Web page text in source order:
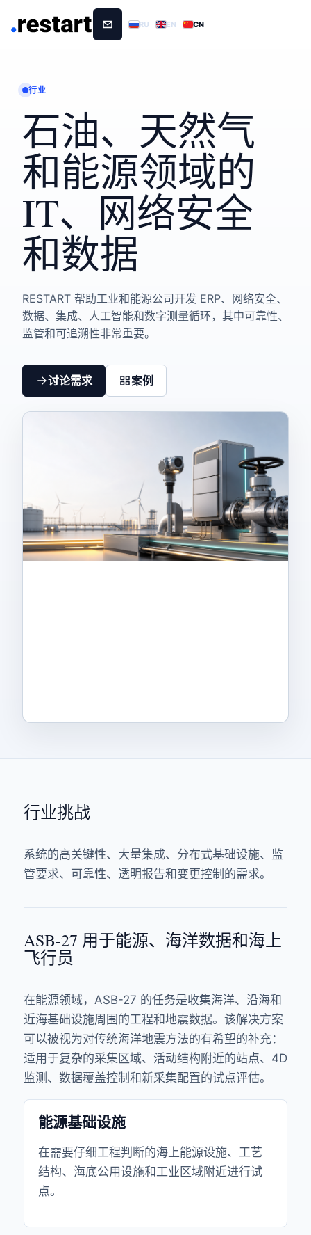
RU EN CN
行业
石油、天然气
和能源领域的
IT、网络安全
和数据
RESTART 帮助工业和能源公司开发 ERP、网络安全、
数据、集成、人工智能和数字测量循环，其中可靠性、
监管和可追溯性非常重要。
讨论需求 案例
行业挑战
系统的高关键性、大量集成、分布式基础设施、监
管要求、可靠性、透明报告和变更控制的需求。
ASB-27 用于能源、海洋数据和海上
飞行员
在能源领域，ASB-27 的任务是收集海洋、沿海和
近海基础设施周围的工程和地震数据。该解决方案
可以被视为对传统海洋地震方法的有希望的补充：
适用于复杂的采集区域、活动结构附近的站点、4D
监测、数据覆盖控制和新采集配置的试点评估。
能源基础设施
在需要仔细工程判断的海上能源设施、工艺
结构、海底公用设施和工业区域附近进行试
点。